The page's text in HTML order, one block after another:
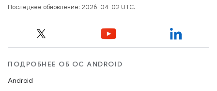
Последнее обновление: 2026-04-02 UTC.
ПОДРОБНЕЕ ОБ ОС ANDROID
Android